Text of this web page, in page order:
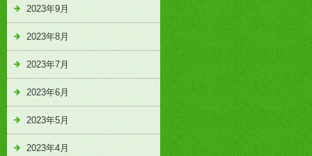
2023年9月
2023年8月
2023年7月
2023年6月
2023年5月
2023年4月